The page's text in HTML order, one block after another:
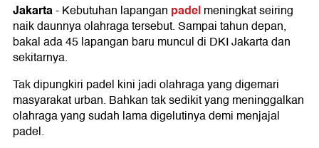
Jakarta-Kebutuhan lapangan padelmeningkat seiring
naik daunnya olahraga tersebut. Sampai tahun depan,
bakal ada 45 lapangan baru muncul di DKI Jakarta dan
sekitarnya.
Tak dipungkiri padel kini jadi olahraga yang digemari
masyarakat urban. Bahkan tak sedikit yang meninggalkan
olahraga yang sudah lama digelutinya demi menjajal
padel.